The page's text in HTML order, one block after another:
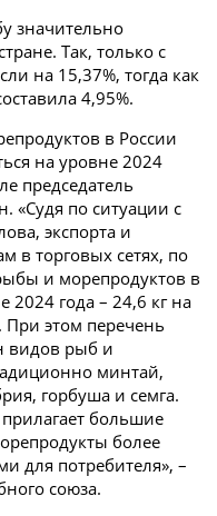
значительно
Так, только с
на 15,37%, тогда как
4,95%.
в России
на уровне 2024
председатель
«Судя по ситуации с
экспорта и
в торговых сетях, по
и морепродуктов в
2024 года – 24,6 кг на
При этом перечень
видов рыб и
минтай,
горбуша и семга.
большие
более
для потребителя», –
союза.